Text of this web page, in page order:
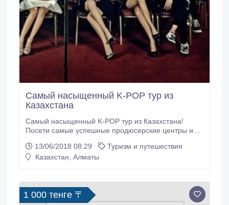
Самый насыщенный K-POP тур из
Казахстана
Самый насыщенный K-POP тур из Казахстана!
Посети самые успешные продюсерские центры и
продюсерских центров 2 крупнейших
развлекательных парка 2 дворцовых музея
Полное.
13/06/2018 08:29
Туризм и путешествия
Казахстан, Алматы
1 000 тенге 〒